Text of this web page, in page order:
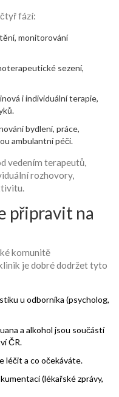
fází:
monitorování
sezení,
i individuální terapie,
bydlení, práce,
ambulantní péči.
vedením terapeutů,
rozhovory,
připravit na
komunitě
je dobré dodržet tyto
u odborníka (psycholog,
a alkohol jsou součástí
ČR.
léčit a co očekáváte.
(lékařské zprávy,